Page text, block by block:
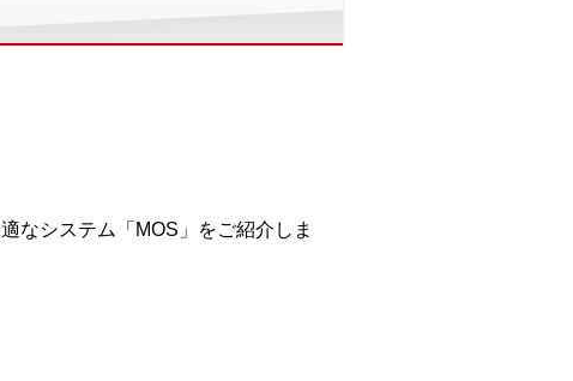
なシステム「MOS」をご紹介しま